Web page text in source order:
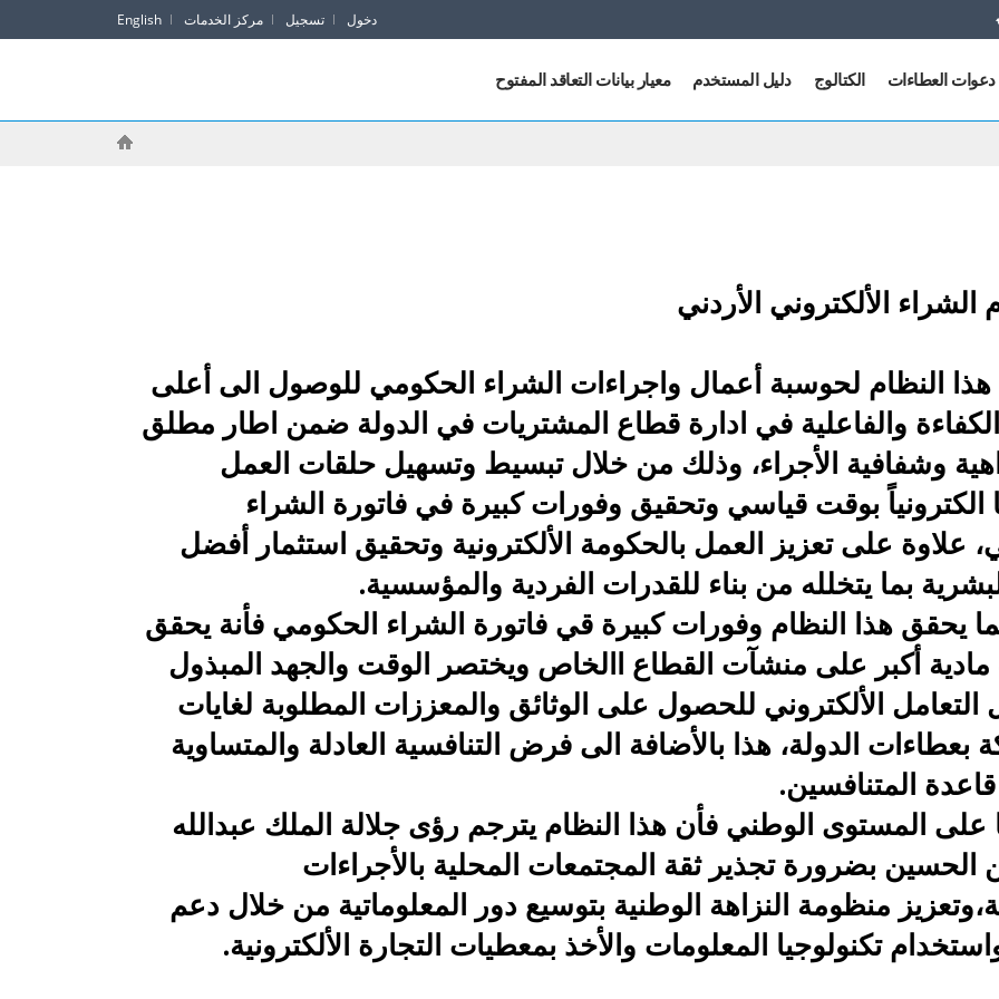
دخول تسجيل مركز الخدمات English
دعوات العطاءات الكتالوج دليل المستخدم معيار بيانات التعاقد المفتوح
الألكتروني الأردني
هذا النظام لحوسبة أعمال واجراءات الشراء الحكومي للوصول الى أعلى
والفاعلية في ادارة قطاع المشتريات في الدولة ضمن اطار مطلق
وشفافية الأجراء، وذلك من خلال تبسيط وتسهيل حلقات العمل
الكترونياً بوقت قياسي وتحقيق وفورات كبيرة في فاتورة الشراء
علاوة على تعزيز العمل بالحكومة الألكترونية وتحقيق استثمار أفضل
بما يتخلله من بناء للقدرات الفردية والمؤسسية.
يحقق هذا النظام وفورات كبيرة قي فاتورة الشراء الحكومي فأنة يحقق
أكبر على منشآت القطاع االخاص ويختصر الوقت والجهد المبذول
الألكتروني للحصول على الوثائق والمعززات المطلوبة لغايات
بعطاءات الدولة، هذا بالأضافة الى فرض التنافسية العادلة والمتساوية
المتنافسين.
المستوى الوطني فأن هذا النظام يترجم رؤى جلالة الملك عبدالله
الحسين بضرورة تجذير ثقة المجتمعات المحلية بالأجراءات
منظومة النزاهة الوطنية بتوسيع دور المعلوماتية من خلال دعم
تكنولوجيا المعلومات والأخذ بمعطيات التجارة الألكترونية.